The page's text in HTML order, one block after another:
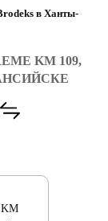
в Ханты-
KM 109,